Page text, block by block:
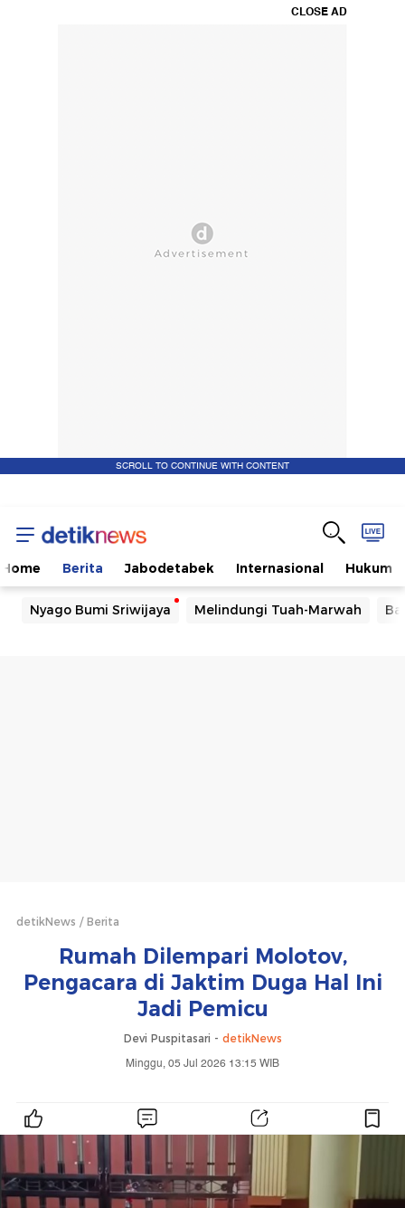
CLOSE AD
SCROLL TO CONTINUE WITH CONTENT
Home Berita Jabodetabek Internasional Hukum
Nyago Bumi Sriwijaya Melindungi Tuah-Marwah
detikNews Berita
Rumah Dilempari Molotov,
Pengacara di Jaktim Duga Hal Ini
Jadi Pemicu
Devi Puspitasari - detikNews
Minggu, 05 Jul 2026 13:15 WIB